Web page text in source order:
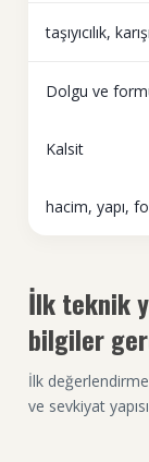
taşıyıcılık,
Dolgu ve
Kalsit
hacim, yapı,
İlk teknik
bilgiler
İlk
ve sevkiyat